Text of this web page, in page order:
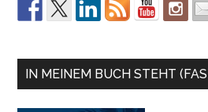
IN MEINEM BUCH STEHT